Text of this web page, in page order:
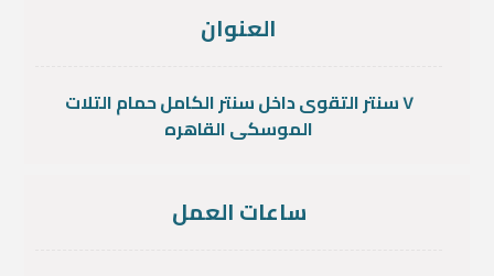
العنوان
٧ سنتر التقوى داخل سنتر الكامل حمام التلات
الموسكى القاهره
ساعات العمل